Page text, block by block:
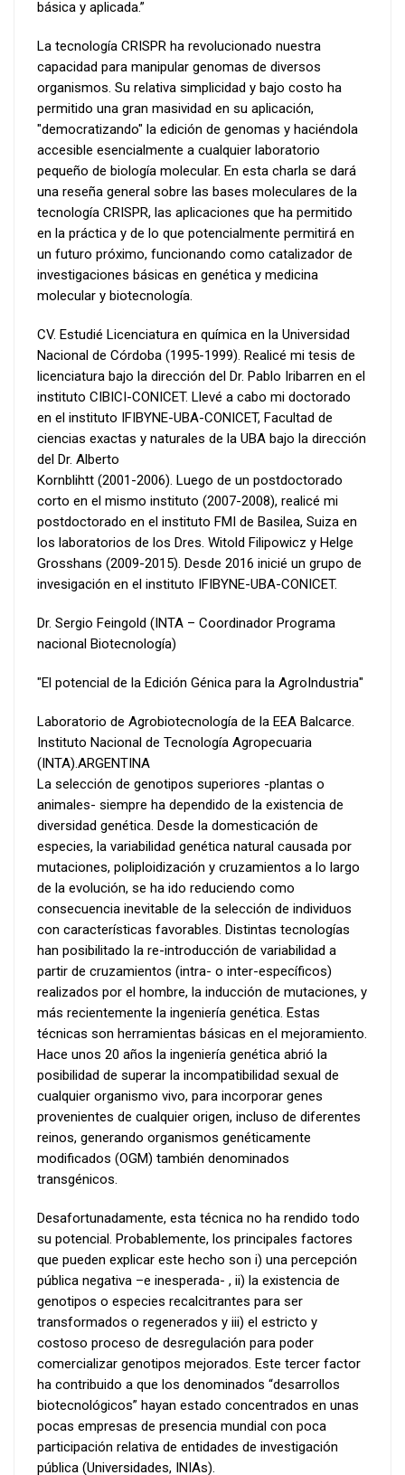
básica y aplicada.”
La tecnología CRISPR ha revolucionado nuestra
capacidad para manipular genomas de diversos
organismos. Su relativa simplicidad y bajo costo ha
permitido una gran masividad en su aplicación,
"democratizando" la edición de genomas y haciéndola
accesible esencialmente a cualquier laboratorio
pequeño de biología molecular. En esta charla se dará
una reseña general sobre las bases moleculares de la
tecnología CRISPR, las aplicaciones que ha permitido
en la práctica y de lo que potencialmente permitirá en
un futuro próximo, funcionando como catalizador de
investigaciones básicas en genética y medicina
molecular y biotecnología.
CV. Estudié Licenciatura en química en la Universidad
Nacional de Córdoba (1995-1999). Realicé mi tesis de
licenciatura bajo la dirección del Dr. Pablo Iribarren en el
instituto CIBICI-CONICET. Llevé a cabo mi doctorado
en el instituto IFIBYNE-UBA-CONICET, Facultad de
ciencias exactas y naturales de la UBA bajo la dirección
del Dr. Alberto
Kornblihtt (2001-2006). Luego de un postdoctorado
corto en el mismo instituto (2007-2008), realicé mi
postdoctorado en el instituto FMI de Basilea, Suiza en
los laboratorios de los Dres. Witold Filipowicz y Helge
Grosshans (2009-2015). Desde 2016 inicié un grupo de
invesigación en el instituto IFIBYNE-UBA-CONICET.
Dr. Sergio Feingold (INTA – Coordinador Programa
nacional Biotecnología)
"El potencial de la Edición Génica para la AgroIndustria"
Laboratorio de Agrobiotecnología de la EEA Balcarce.
Instituto Nacional de Tecnología Agropecuaria
(INTA).ARGENTINA
La selección de genotipos superiores -plantas o
animales- siempre ha dependido de la existencia de
diversidad genética. Desde la domesticación de
especies, la variabilidad genética natural causada por
mutaciones, poliploidización y cruzamientos a lo largo
de la evolución, se ha ido reduciendo como
consecuencia inevitable de la selección de individuos
con características favorables. Distintas tecnologías
han posibilitado la re-introducción de variabilidad a
partir de cruzamientos (intra- o inter-específicos)
realizados por el hombre, la inducción de mutaciones, y
más recientemente la ingeniería genética. Estas
técnicas son herramientas básicas en el mejoramiento.
Hace unos 20 años la ingeniería genética abrió la
posibilidad de superar la incompatibilidad sexual de
cualquier organismo vivo, para incorporar genes
provenientes de cualquier origen, incluso de diferentes
reinos, generando organismos genéticamente
modificados (OGM) también denominados
transgénicos.
Desafortunadamente, esta técnica no ha rendido todo
su potencial. Probablemente, los principales factores
que pueden explicar este hecho son i) una percepción
pública negativa –e inesperada- , ii) la existencia de
genotipos o especies recalcitrantes para ser
transformados o regenerados y iii) el estricto y
costoso proceso de desregulación para poder
comercializar genotipos mejorados. Este tercer factor
ha contribuido a que los denominados “desarrollos
biotecnológicos” hayan estado concentrados en unas
pocas empresas de presencia mundial con poca
participación relativa de entidades de investigación
pública (Universidades, INIAs).